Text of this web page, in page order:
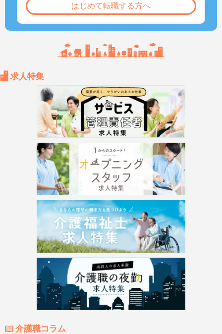
はじめて転職する方へ
求人特集
介護職コラム